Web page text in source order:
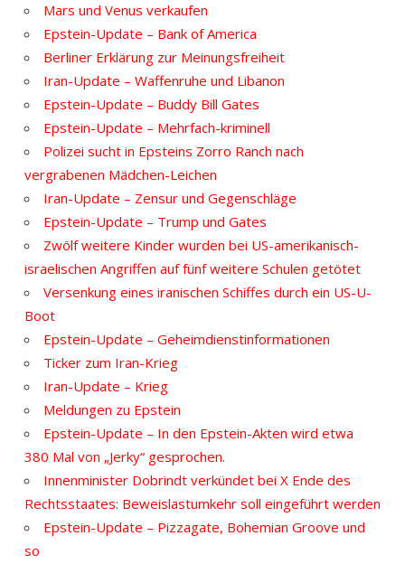
Mars und Venus verkaufen
Epstein-Update – Bank of America
Berliner Erklärung zur Meinungsfreiheit
Iran-Update – Waffenruhe und Libanon
Epstein-Update – Buddy Bill Gates
Epstein-Update – Mehrfach-kriminell
Polizei sucht in Epsteins Zorro Ranch nach
vergrabenen Mädchen-Leichen
Iran-Update – Zensur und Gegenschläge
Epstein-Update – Trump und Gates
Zwölf weitere Kinder wurden bei US-amerikanisch-
israelischen Angriffen auf fünf weitere Schulen getötet
Versenkung eines iranischen Schiffes durch ein US-U-
Boot
Epstein-Update – Geheimdienstinformationen
Ticker zum Iran-Krieg
Iran-Update – Krieg
Meldungen zu Epstein
Epstein-Update – In den Epstein-Akten wird etwa
380 Mal von „Jerky“ gesprochen.
Innenminister Dobrindt verkündet bei X Ende des
Rechtsstaates: Beweislastumkehr soll eingeführt werden
Epstein-Update – Pizzagate, Bohemian Groove und
so